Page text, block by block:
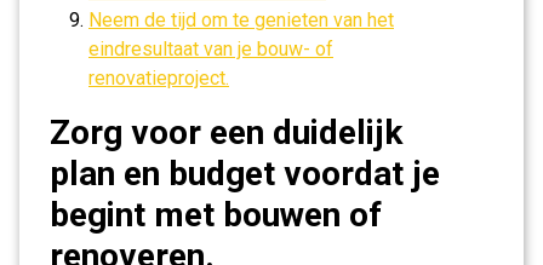
Neem de tijd om te genieten van het
eindresultaat van je bouw- of
renovatieproject.
Zorg voor een duidelijk
plan en budget voordat je
begint met bouwen of
renoveren.